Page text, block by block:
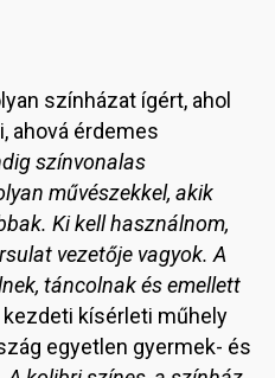
színházat ígért, ahol
ahová érdemes
színvonalas
művészekkel, akik
Ki kell használnom,
vezetője vagyok. A
táncolnak és emellett
kísérleti műhely
egyetlen gyermek- és